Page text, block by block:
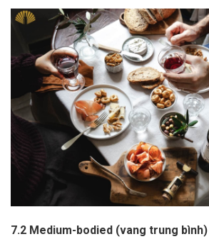
7.2 Medium-bodied (vang trung bình)